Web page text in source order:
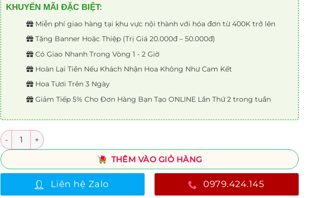
KHUYẾN MÃI ĐẶC BIỆT:
Miễn phí giao hàng tại khu vực nội thành với hóa đơn từ 400K trở lên
Tặng Banner Hoặc Thiệp (Trị Giá 20.000đ – 50.000đ)
Có Giao Nhanh Trong Vòng 1 - 2 Giờ
Hoàn Lại Tiền Nếu Khách Nhận Hoa Không Như Cam Kết
Hoa Tươi Trên 3 Ngày
Giảm Tiếp 5% Cho Đơn Hàng Bạn Tạo ONLINE Lần Thứ 2 trong tuần
Số lượng
THÊM VÀO GIỎ HÀNG
Liên hệ Zalo 0979.424.145